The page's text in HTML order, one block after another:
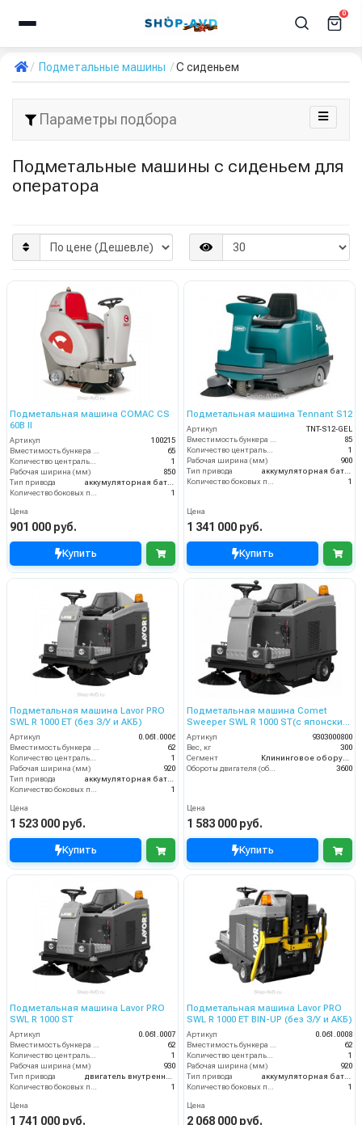
0
Подметальные машины С сиденьем
Параметры подбора
Подметальные машины с сиденьем для
оператора
Подметальная машина COMAC CS
60B II
Артикул
100215
65
1
Рабочая ширина (мм)
850
Тип привода
1
Цена
901 000 руб.
Купить
Подметальная машина Tennant S12
Артикул
TNT-S12-GEL
85
1
Рабочая ширина (мм)
900
Тип привода
1
Цена
1 341 000 руб.
Купить
Подметальная машина Lavor PRO
SWL R 1000 ET (без З/У и АКБ)
Артикул
0.061.0006
Вместимость бункера (л)
62
Количество центральных мусоросборных валиков (шт)
1
Рабочая ширина (мм)
920
Тип привода
аккумуляторная батарея
Количество боковых подметальных щёток (шт)
1
Цена
1 523 000 руб.
Купить
Подметальная машина Comet
Sweeper SWL R 1000 ST(с японским
двигателем Honda)
Артикул
9303000800
Вес, кг
300
Сегмент
Клининговое оборудование
Обороты двигателя (об/мин)
3600
Цена
1 583 000 руб.
Купить
Подметальная машина Lavor PRO
SWL R 1000 ST
Артикул
0.061.0007
Вместимость бункера (л)
62
Количество центральных мусоросборных валиков (шт)
1
Рабочая ширина (мм)
930
Тип привода
двигатель внутреннего сгорания
Количество боковых подметальных щёток (шт)
1
Цена
1 741 000 руб.
Подметальная машина Lavor PRO
SWL R 1000 ET BIN-UP (без З/У и АКБ)
Артикул
0.061.0008
Вместимость бункера (л)
62
Количество центральных мусоросборных валиков (шт)
1
Рабочая ширина (мм)
920
Тип привода
аккумуляторная батарея
Количество боковых подметальных щёток (шт)
1
Цена
2 068 000 руб.